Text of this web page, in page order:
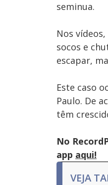
seminua.
Nos
socos e
escapar,
Este caso
Paulo. De
têm
No
app aqui!
VEJA